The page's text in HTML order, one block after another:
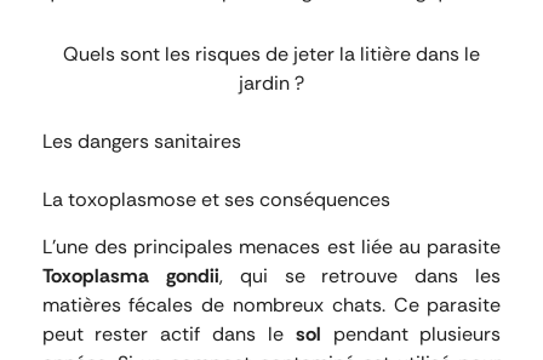
Quels sont les risques de jeter la litière dans le
jardin ?
Les dangers sanitaires
La toxoplasmose et ses conséquences
L’une des principales menaces est liée au parasite
Toxoplasma gondii, qui se retrouve dans les
matières fécales de nombreux chats. Ce parasite
peut rester actif dans le sol pendant plusieurs